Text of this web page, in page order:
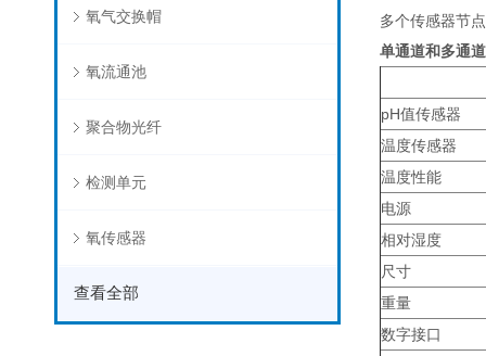
氧气交换帽
氧流通池
聚合物光纤
检测单元
氧传感器
查看全部
多个传感器节
单通道和多通
pH值传感器
温度传感器
温度性能
电源
相对湿度
尺寸
重量
数字接口